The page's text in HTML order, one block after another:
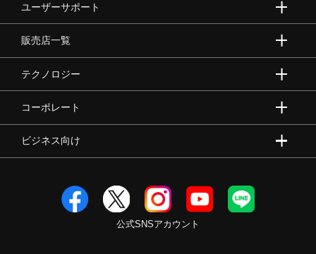
取扱店一覧
ユーザーサポート
販売店一覧
テクノロジー
コーポレート
ビジネス向け
公式SNSアカウント